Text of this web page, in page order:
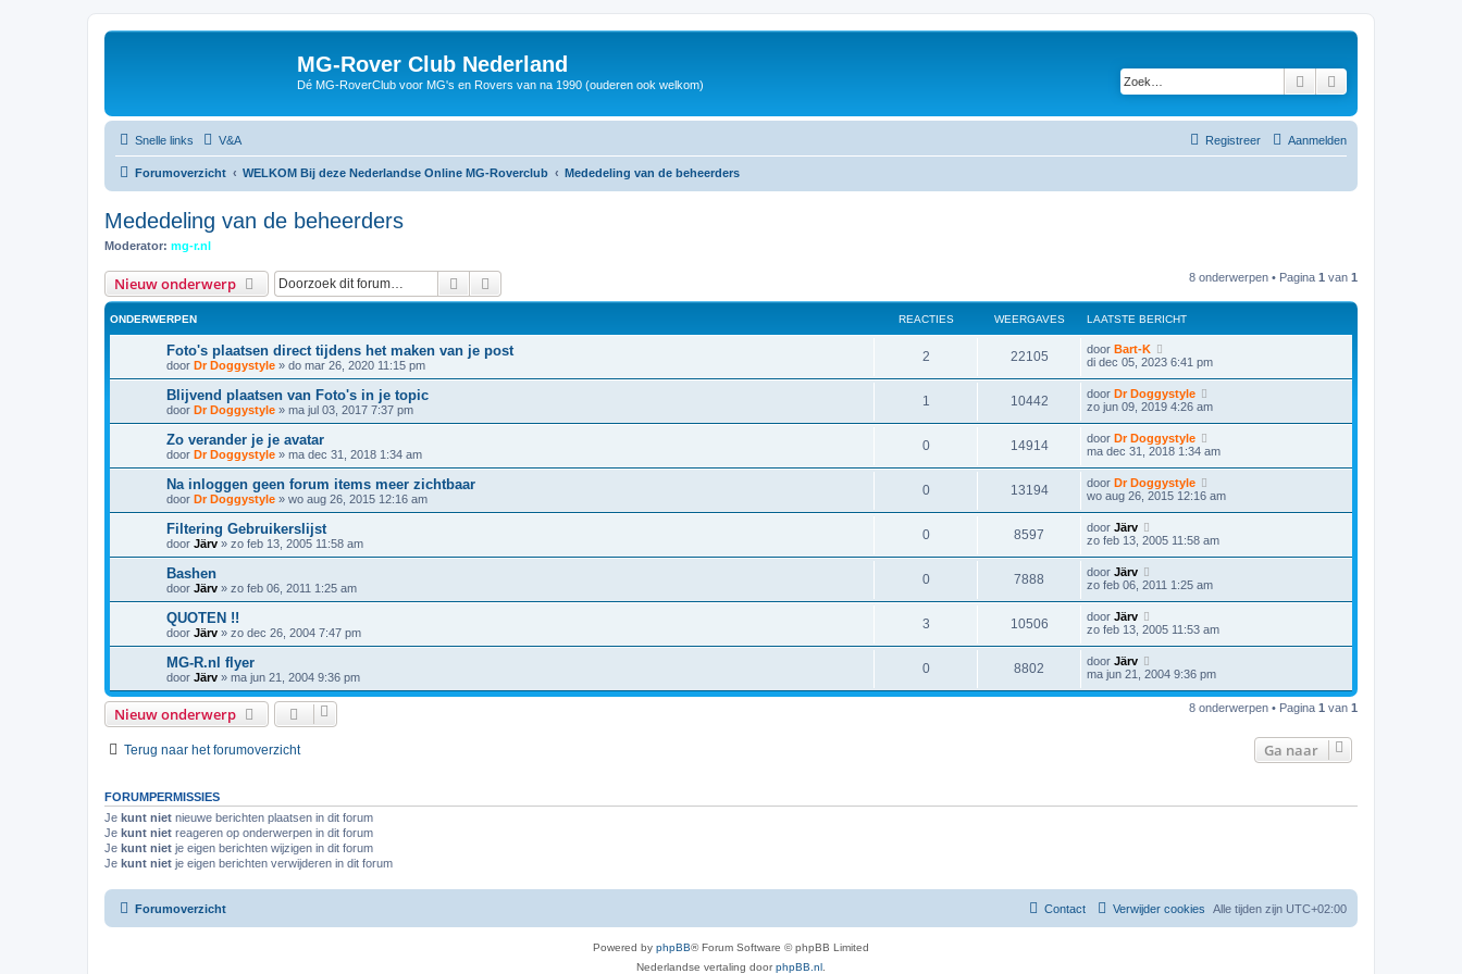
MG-Rover Club Nederland
Dé MG-RoverClub voor MG's en Rovers van na 1990 (ouderen ook welkom) Zoek
Snelle links V&A Aanmelden
Registreer
Forumoverzicht WELKOM Bij deze Nederlandse Online MG-Roverclub Mededeling van de beheerders
Mededeling van de beheerders
Moderator: mg-r.nl
Nieuw onderwerp Zoek 8 onderwerpen • Pagina 1 van 1
ONDERWERPEN REACTIES WEERGAVES LAATSTE BERICHT
Foto's plaatsen direct tijdens het maken van je post
door Dr Doggystyle » do mar 26, 2020 11:15 pm
2 22105 door Bart-K
di dec 05, 2023 6:41 pm
Blijvend plaatsen van Foto's in je topic
door Dr Doggystyle » ma jul 03, 2017 7:37 pm
1 10442 door Dr Doggystyle
zo jun 09, 2019 4:26 am
Zo verander je je avatar
door Dr Doggystyle » ma dec 31, 2018 1:34 am
0 14914 door Dr Doggystyle
ma dec 31, 2018 1:34 am
Na inloggen geen forum items meer zichtbaar
door Dr Doggystyle » wo aug 26, 2015 12:16 am
0 13194 door Dr Doggystyle
wo aug 26, 2015 12:16 am
Filtering Gebruikerslijst
door Järv » zo feb 13, 2005 11:58 am
0 8597 door Järv
zo feb 13, 2005 11:58 am
Bashen
door Järv » zo feb 06, 2011 1:25 am
0 7888 door Järv
zo feb 06, 2011 1:25 am
QUOTEN !!
door Järv » zo dec 26, 2004 7:47 pm
3 10506 door Järv
zo feb 13, 2005 11:53 am
MG-R.nl flyer
door Järv » ma jun 21, 2004 9:36 pm
0 8802 door Järv
ma jun 21, 2004 9:36 pm
Nieuw onderwerp 8 onderwerpen • Pagina 1 van 1
Terug naar het forumoverzicht Ga naar
FORUMPERMISSIES
Je kunt niet nieuwe berichten plaatsen in dit forum
Je kunt niet reageren op onderwerpen in dit forum
Je kunt niet je eigen berichten wijzigen in dit forum
Je kunt niet je eigen berichten verwijderen in dit forum
Forumoverzicht Alle tijden zijn UTC+02:00
Verwijder cookies
Contact
Powered by phpBB® Forum Software © phpBB Limited
Nederlandse vertaling doorphpBB.nl